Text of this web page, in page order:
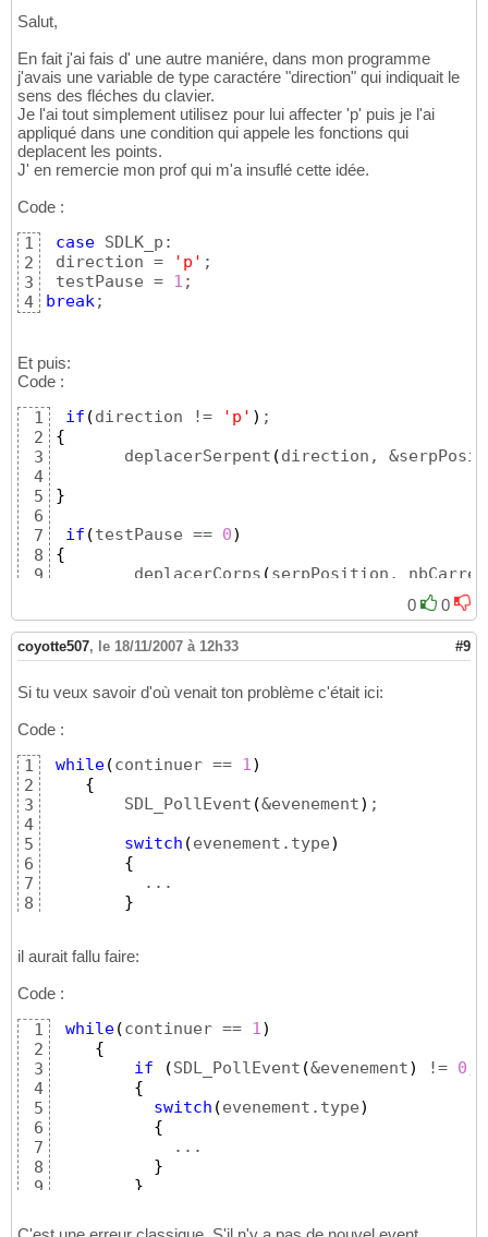
Salut,
En fait j'ai fais d' une autre maniére, dans mon programme
j'avais une variable de type caractére "direction" qui indiquait le
sens des fléches du clavier.
Je l'ai tout simplement utilisez pour lui affecter 'p' puis je l'ai
appliqué dans une condition qui appele les fonctions qui
deplacent les points.
J' en remercie mon prof qui m'a insuflé cette idée.
Code :
1
2
3
4
case SDLK_p:
direction =
'p' ;
testPause = 1
break;
Et puis:
Code :
1
2
3
4
5
6
7
8
9
if (direction != 'p' )
{
       deplacerSerpent
(direction,
}
if (testPause == 0)
{
        deplacerCorps
(serpPosition, nbCarre
0 0
coyotte507, le 18/11/2007 à 12h33 #9
Si tu veux savoir d'où venait ton problème c'était ici:
Code :
1
2
3
4
5
6
7
8
while(continuer == 1)
{
        SDL_PollEvent
(&evenement) ;
switch (evenement.type)
{
          ...
}
il aurait fallu faire:
Code :
1
2
3
4
5
6
7
8
9
while(continuer == 1)
{
if
(SDL_PollEvent (&evenement) != 0)
{
switch (evenement.type)
{
            ...
}
}